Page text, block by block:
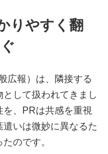
りやすく翻
広報）は、隣接する
して扱われてきまし
、PRは共感を重視
いは微妙に異なるた
のです。